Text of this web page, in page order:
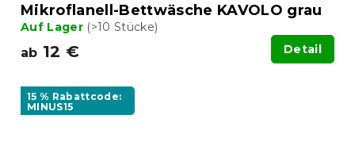
Mikroflanell-Bettwäsche KAVOLO grau
Auf Lager (>10 Stücke)
ab 12 € Detail
15 % Rabattcode:
MINUS15